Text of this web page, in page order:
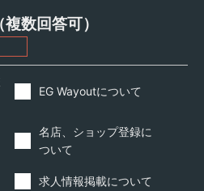
数回答可）
EG Wayoutについて
名店、ショップ登録に
ついて
求人情報掲載について